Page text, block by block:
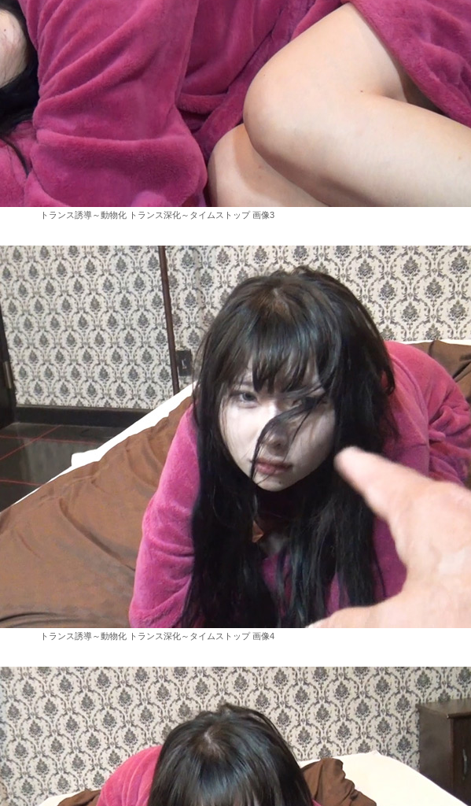
トランス誘導～動物化 トランス深化～タイムストップ 画像3
トランス誘導～動物化 トランス深化～タイムストップ 画像4